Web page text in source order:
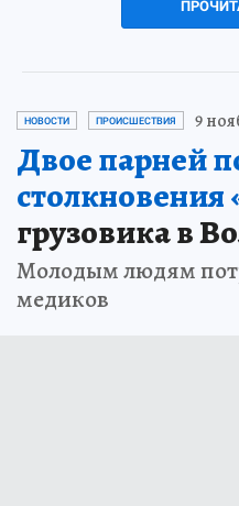
НОВОСТИ ПРОИСШЕСТВИЯ 9
Двое парней
столкновения
грузовика в
Молодым людям
медиков